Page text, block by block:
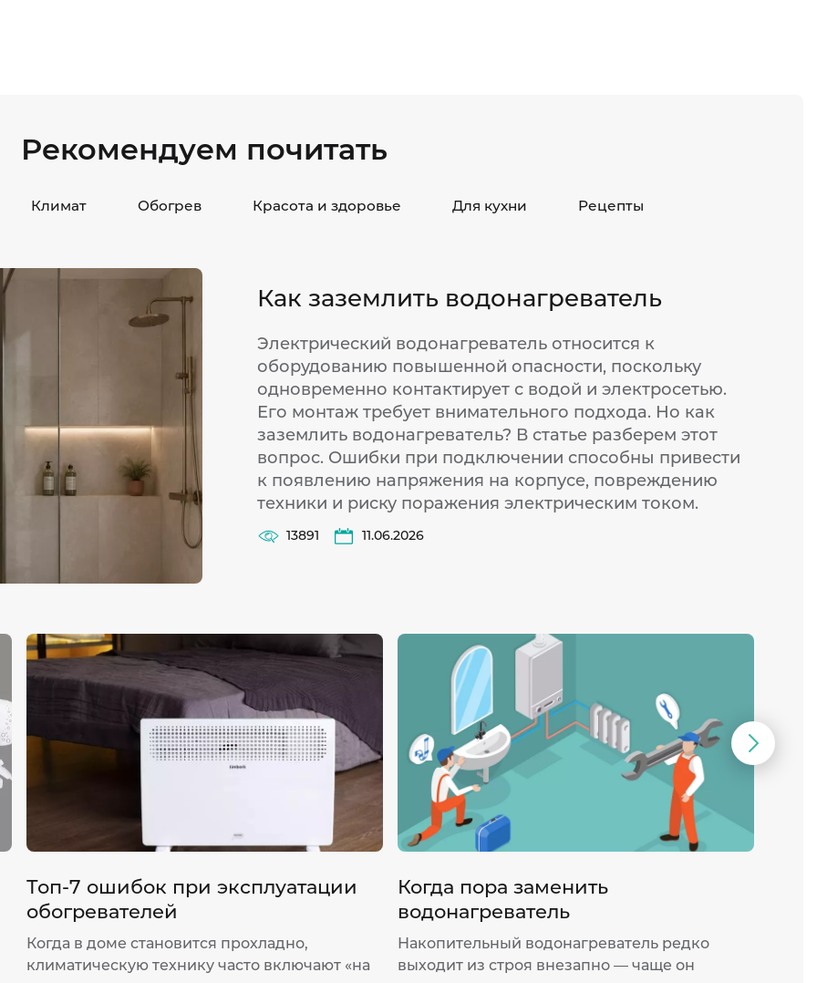
Рекомендуем почитать
Климат Обогрев Красота и здоровье Для кухни Рецепты
Как заземлить водонагреватель
Электрический водонагреватель относится к
оборудованию повышенной опасности, поскольку
одновременно контактирует с водой и электросетью.
Его монтаж требует внимательного подхода. Но как
заземлить водонагреватель? В статье разберем этот
вопрос. Ошибки при подключении способны привести
к появлению напряжения на корпусе, повреждению
техники и риску поражения электрическим током.
13891 11.06.2026
Топ-7 ошибок при эксплуатации
обогревателей
Когда в доме становится прохладно,
климатическую технику часто включают «на
Когда пора заменить
водонагреватель
Накопительный водонагреватель редко
выходит из строя внезапно — чаще он